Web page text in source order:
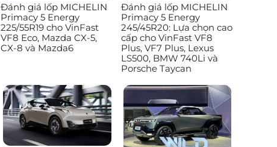
Đánh giá lốp MICHELIN
Primacy 5 Energy
225/55R19 cho VinFast
VF8 Eco, Mazda CX-5,
CX-8 và Mazda6
Đánh giá lốp MICHELIN
Primacy 5 Energy
245/45R20: Lựa chọn cao
cấp cho VinFast VF8
Plus, VF7 Plus, Lexus
LS500, BMW 740Li và
Porsche Taycan